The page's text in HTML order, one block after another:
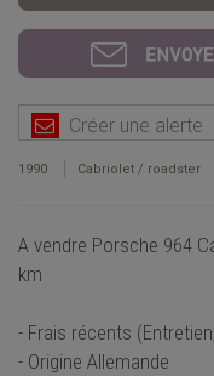
Créer une alerte
1990 Cabriolet / roadster
A vendre Porsche 964
km
- Frais récents
- Origine Allemande